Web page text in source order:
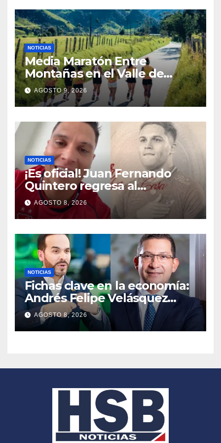
Caribe
NOTICIAS
Media Maratón Entre
Montañas en el Valle de
Cocora: Fechas, rutas y todo
sobre la gran fiesta del
running en Salento
AGOSTO 9, 2026
NOTICIAS
¡Es oficial! Juan Fernando
Quintero regresa al
Independiente Medellín para
el segundo semestre
AGOSTO 8, 2026
NOTICIAS
Fichas clave en la economía:
Andrés Felipe Velásquez
tomará el timón de la DIAN
en la era De la Espriella
AGOSTO 8, 2026